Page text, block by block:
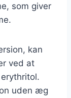
som giver
kan
ved at
uden æg